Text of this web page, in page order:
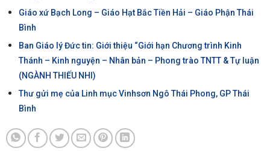
Giáo xứ Bạch Long – Giáo Hạt Bắc Tiền Hải – Giáo Phận Thái
Bình
Ban Giáo lý Đức tin: Giới thiệu “Giới hạn Chương trình Kinh
Thánh – Kinh nguyện – Nhân bản – Phong trào TNTT & Tự luận
(NGÀNH THIẾU NHI)
Thư gửi mẹ của Linh mục Vinhsơn Ngô Thái Phong, GP Thái
Bình